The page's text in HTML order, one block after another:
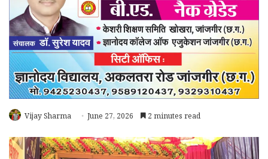
Vijay Sharma June 27, 2026 2 minutes read